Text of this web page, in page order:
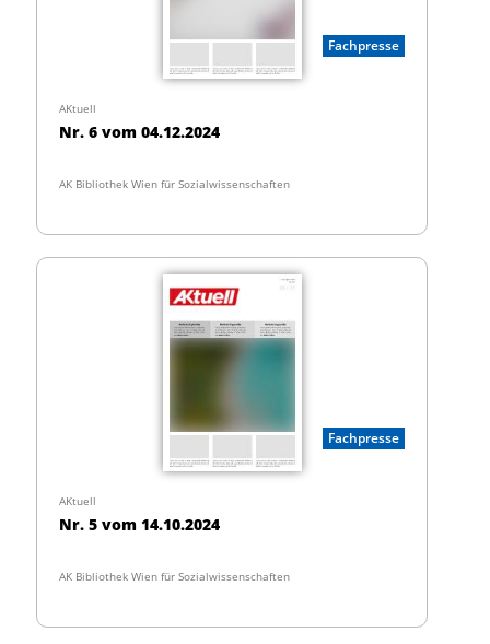
Fachpresse
AKtuell
Nr. 6 vom 04.12.2024
AK Bibliothek Wien für Sozialwissenschaften
Fachpresse
AKtuell
Nr. 5 vom 14.10.2024
AK Bibliothek Wien für Sozialwissenschaften